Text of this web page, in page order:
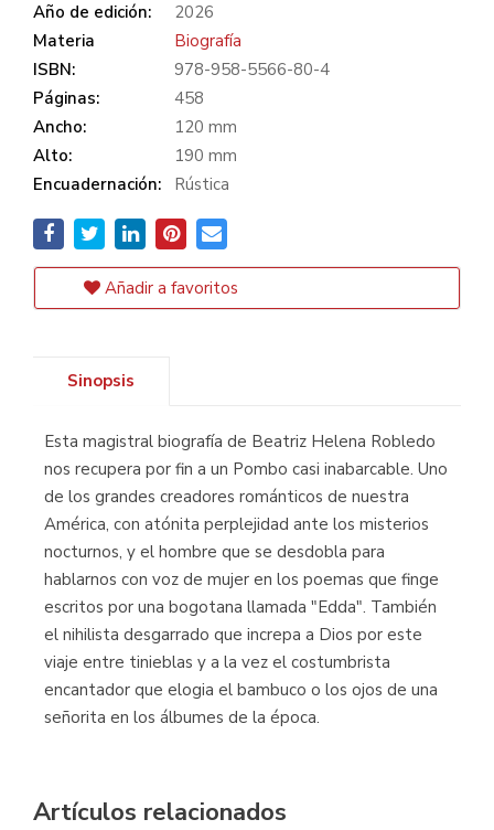
Año de edición:
2026
Materia
Biografía
ISBN:
978-958-5566-80-4
Páginas:
458
Ancho:
120 mm
Alto:
190 mm
Encuadernación:
Rústica
Añadir a favoritos
Sinopsis
Esta magistral biografía de Beatriz Helena Robledo
nos recupera por fin a un Pombo casi inabarcable. Uno
de los grandes creadores románticos de nuestra
América, con atónita perplejidad ante los misterios
nocturnos, y el hombre que se desdobla para
hablarnos con voz de mujer en los poemas que finge
escritos por una bogotana llamada "Edda". También
el nihilista desgarrado que increpa a Dios por este
viaje entre tinieblas y a la vez el costumbrista
encantador que elogia el bambuco o los ojos de una
señorita en los álbumes de la época.
Artículos relacionados